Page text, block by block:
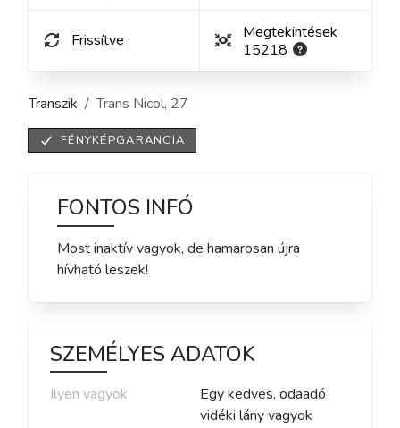
Frissítve
Megtekintések
15218
Transzik Trans Nicol, 27
FÉNYKÉPGARANCIA
FONTOS INFÓ
Most inaktív vagyok, de hamarosan újra
hívható leszek!
SZEMÉLYES ADATOK
Ilyen vagyok
Egy kedves, odaadó
vidéki lány vagyok